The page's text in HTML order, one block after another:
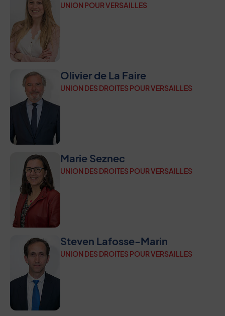
UNION POUR VERSAILLES
Olivier de La Faire
UNION DES DROITES POUR VERSAILLES
Marie Seznec
UNION DES DROITES POUR VERSAILLES
Steven Lafosse-Marin
UNION DES DROITES POUR VERSAILLES